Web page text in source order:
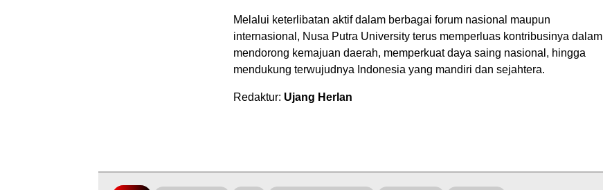
Melalui keterlibatan aktif dalam berbagai forum nasional maupun
internasional, Nusa Putra University terus memperluas kontribusinya dalam
mendorong kemajuan daerah, memperkuat daya saing nasional, hingga
mendukung terwujudnya Indonesia yang mandiri dan sejahtera.
Redaktur: Ujang Herlan